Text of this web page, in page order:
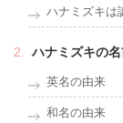
ハナミズキは
ハナミズキの
英名の由来
和名の由来